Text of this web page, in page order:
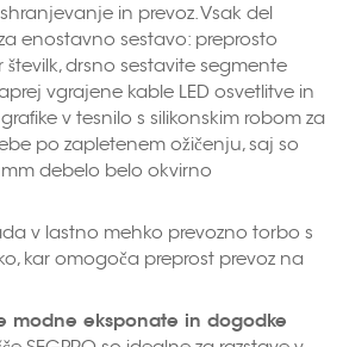
in prevoz. Vsak del
enostavno sestavo: preprosto
številk, drsno sestavite segmente
vgrajene kable LED osvetlitve in
v tesnilo s silikonskim robom za
po zapletenem ožičenju, saj so
mm debelo belo okvirno
v lastno mehko prevozno torbo s
kar omogoča preprost prevoz na
modne eksponate in dogodke